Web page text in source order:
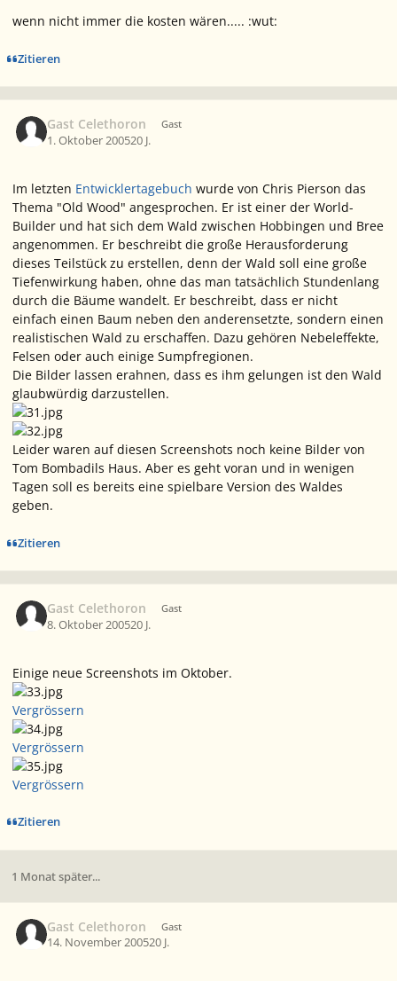
wenn nicht immer die kosten wären..... :wut:
Zitieren
Gast Celethoron Gast
1. Oktober 200520 J.
Im letzten Entwicklertagebuch wurde von Chris Pierson das
Thema "Old Wood" angesprochen. Er ist einer der World-
Builder und hat sich dem Wald zwischen Hobbingen und Bree
angenommen. Er beschreibt die große Herausforderung
dieses Teilstück zu erstellen, denn der Wald soll eine große
Tiefenwirkung haben, ohne das man tatsächlich Stundenlang
durch die Bäume wandelt. Er beschreibt, dass er nicht
einfach einen Baum neben den anderensetzte, sondern einen
realistischen Wald zu erschaffen. Dazu gehören Nebeleffekte,
Felsen oder auch einige Sumpfregionen.
Die Bilder lassen erahnen, dass es ihm gelungen ist den Wald
glaubwürdig darzustellen.
Leider waren auf diesen Screenshots noch keine Bilder von
Tom Bombadils Haus. Aber es geht voran und in wenigen
Tagen soll es bereits eine spielbare Version des Waldes
geben.
Zitieren
Gast Celethoron Gast
8. Oktober 200520 J.
Einige neue Screenshots im Oktober.
Vergrössern
Vergrössern
Vergrössern
Zitieren
1 Monat später...
Gast Celethoron Gast
14. November 200520 J.